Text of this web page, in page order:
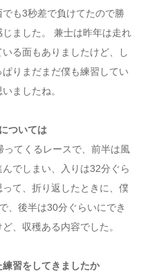
も3秒差で負けてたので勝
ました。 兼士は昨年は走れ
る面もありましたけど、し
りまだまだ僕も練習してい
ましたね。
ついては
てくるレースで、前半は風
でしまい、入りは32分ぐら
て、折り返したときに、僕
、後半は30分ぐらいにでき
、収穫ある内容でした。
習をしてきましたか